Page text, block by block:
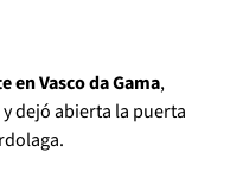
en Vasco da Gama,
dejó abierta la puerta